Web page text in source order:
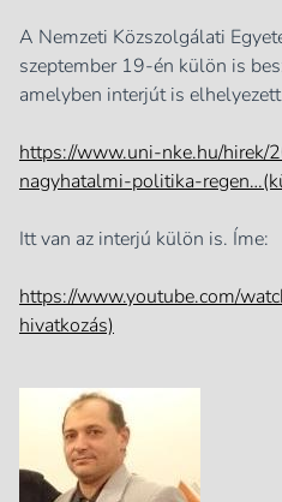
A Nemzeti Közszolgálati
szeptember 19-én külön is
amelyben interjút is
https://www.uni-nke.hu/hirek/
nagyhatalmi-politika-
Itt van az interjú külön is. Íme:
https://www.youtube.com/
hivatkozás)